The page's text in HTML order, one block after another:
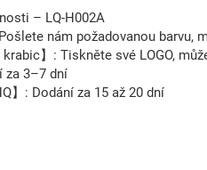
– LQ-H002A
nám požadovanou barvu,
】: Tiskněte své LOGO,
za 3–7 dní
】: Dodání za 15 až 20 dní